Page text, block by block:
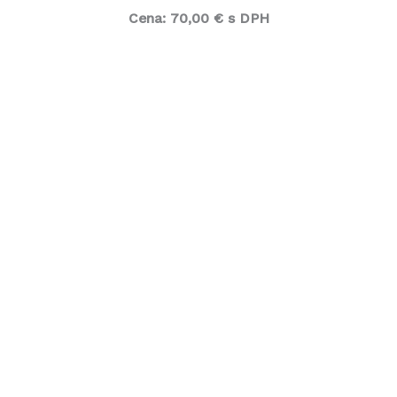
Cena: 70,00 € s DPH